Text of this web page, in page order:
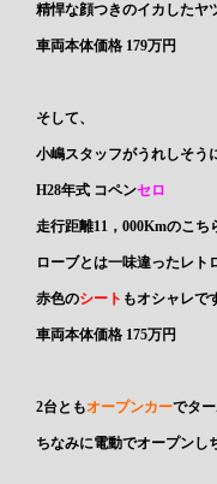
精悍な顔つきのイカしたヤ
車両本体価格 179万円
そして、
小嶋スタッフがうれしそう
H28年式 コペンセロ
走行距離11，000Kmのこち
ローブとは一味違ったレト
赤色のシート もオシャレで
車両本体価格 175万円
2台ともオープンカーでタ
ちなみに電動でオープンし